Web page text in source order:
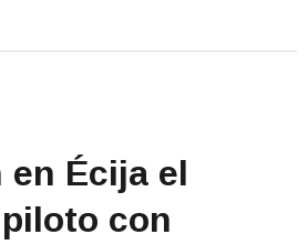
en Écija el
con